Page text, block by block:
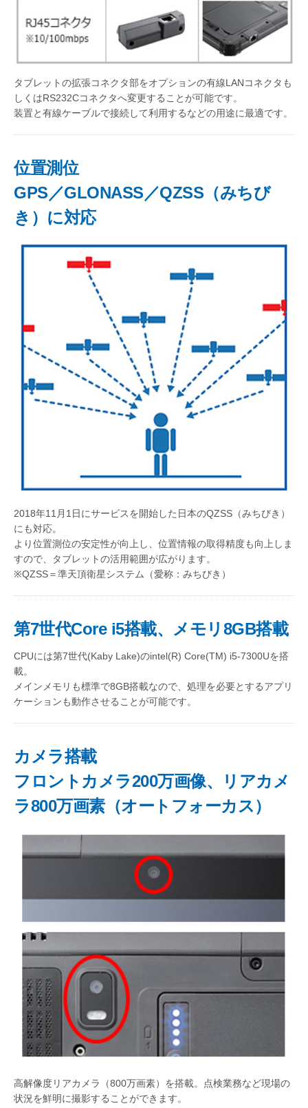
タブレットの拡張コネクタ部をオプションの有線LANコネクタも
しくはRS232Cコネクタへ変更することが可能です。
装置と有線ケーブルで接続して利用するなどの用途に最適です。
位置測位
GPS／GLONASS／QZSS（みちび
き）に対応
2018年11月1日にサービスを開始した日本のQZSS（みちびき）
にも対応。
より位置測位の安定性が向上し、位置情報の取得精度も向上しま
すので、タブレットの活用範囲が広がります。
※QZSS＝準天頂衛星システム（愛称：みちびき）
第7世代Core i5搭載、メモリ8GB搭載
CPUには第7世代(Kaby Lake)のintel(R) Core(TM) i5-7300Uを搭
載。
メインメモリも標準で8GB搭載なので、処理を必要とするアプリ
ケーションも動作させることが可能です。
カメラ搭載
フロントカメラ200万画像、リアカメ
ラ800万画素（オートフォーカス）
高解像度リアカメラ（800万画素）を搭載。点検業務など現場の
状況を鮮明に撮影することができます。